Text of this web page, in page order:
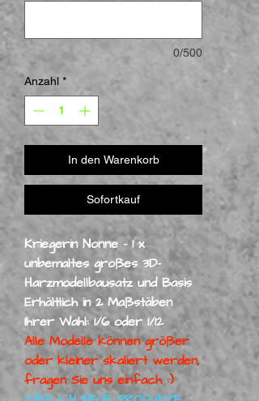
0/500
Anzahl *
In den Warenkorb
Sofortkauf
Kriegerin Nonne - 1 x
unbemaltes großes 3D-
Harzmodellbausatz und Basis
Erhältlich in 2 Maßstäben
Ihrer Wahl: 1/6 oder 1/12
Alle Modelle können größer
oder kleiner skaliert werden,
fragen Sie uns einfach :)